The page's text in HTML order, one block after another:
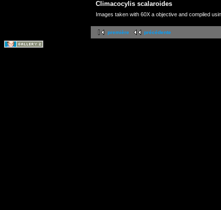
Climacocylis scalaroides
Images taken with 60X a objective and compiled
première précédente